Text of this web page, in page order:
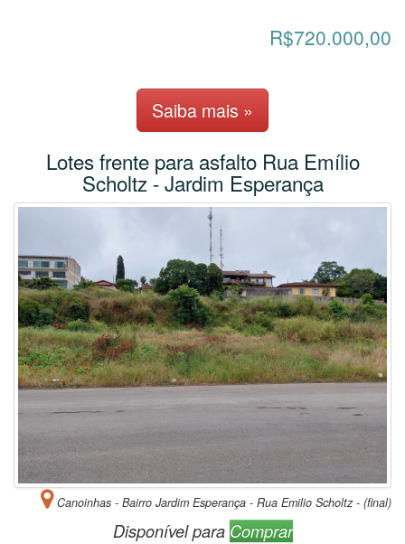
R$720.000,00
Saiba mais »
Lotes frente para asfalto Rua Emílio
Scholtz - Jardim Esperança
Canoinhas - Bairro Jardim Esperança - Rua Emilio Scholtz - (final)
Disponível para Comprar